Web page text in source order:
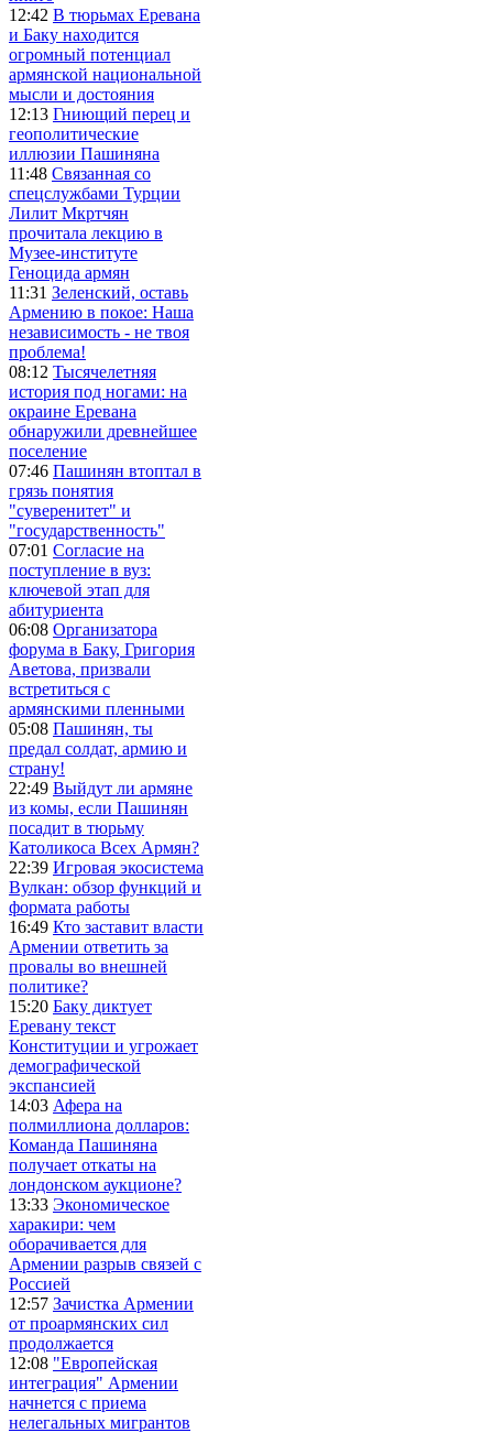
12:42 В тюрьмах Еревана
и Баку находится
огромный потенциал
армянской национальной
мысли и достояния
12:13 Гниющий перец и
геополитические
иллюзии Пашиняна
11:48 Связанная со
спецслужбами Турции
Лилит Мкртчян
прочитала лекцию в
Музее-институте
Геноцида армян
11:31 Зеленский, оставь
Армению в покое: Наша
независимость - не твоя
проблема!
08:12 Тысячелетняя
история под ногами: на
окраине Еревана
обнаружили древнейшее
поселение
07:46 Пашинян втоптал в
грязь понятия
"суверенитет" и
"государственность"
07:01 Согласие на
поступление в вуз:
ключевой этап для
абитуриента
06:08 Организатора
форума в Баку, Григория
Аветова, призвали
встретиться с
армянскими пленными
05:08 Пашинян, ты
предал солдат, армию и
страну!
22:49 Выйдут ли армяне
из комы, если Пашинян
посадит в тюрьму
Католикоса Всех Армян?
22:39 Игровая экосистема
Вулкан: обзор функций и
формата работы
16:49 Кто заставит власти
Армении ответить за
провалы во внешней
политике?
15:20 Баку диктует
Еревану текст
Конституции и угрожает
демографической
экспансией
14:03 Афера на
полмиллиона долларов:
Команда Пашиняна
получает откаты на
лондонском аукционе?
13:33 Экономическое
харакири: чем
оборачивается для
Армении разрыв связей с
Россией
12:57 Зачистка Армении
от проармянских сил
продолжается
12:08 "Европейская
интеграция" Армении
начнется с приема
нелегальных мигрантов